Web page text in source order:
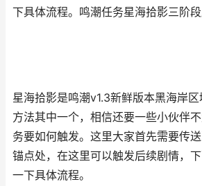
下具体流程。鸣潮任务星海拾影三阶
星海拾影是鸣潮v1.3新鲜版本黑海岸
方法其中一个，相信还要一些小伙伴
务要如何触发。这里大家首先需要传
锚点处，在这里可以触发后续剧情，
一下具体流程。